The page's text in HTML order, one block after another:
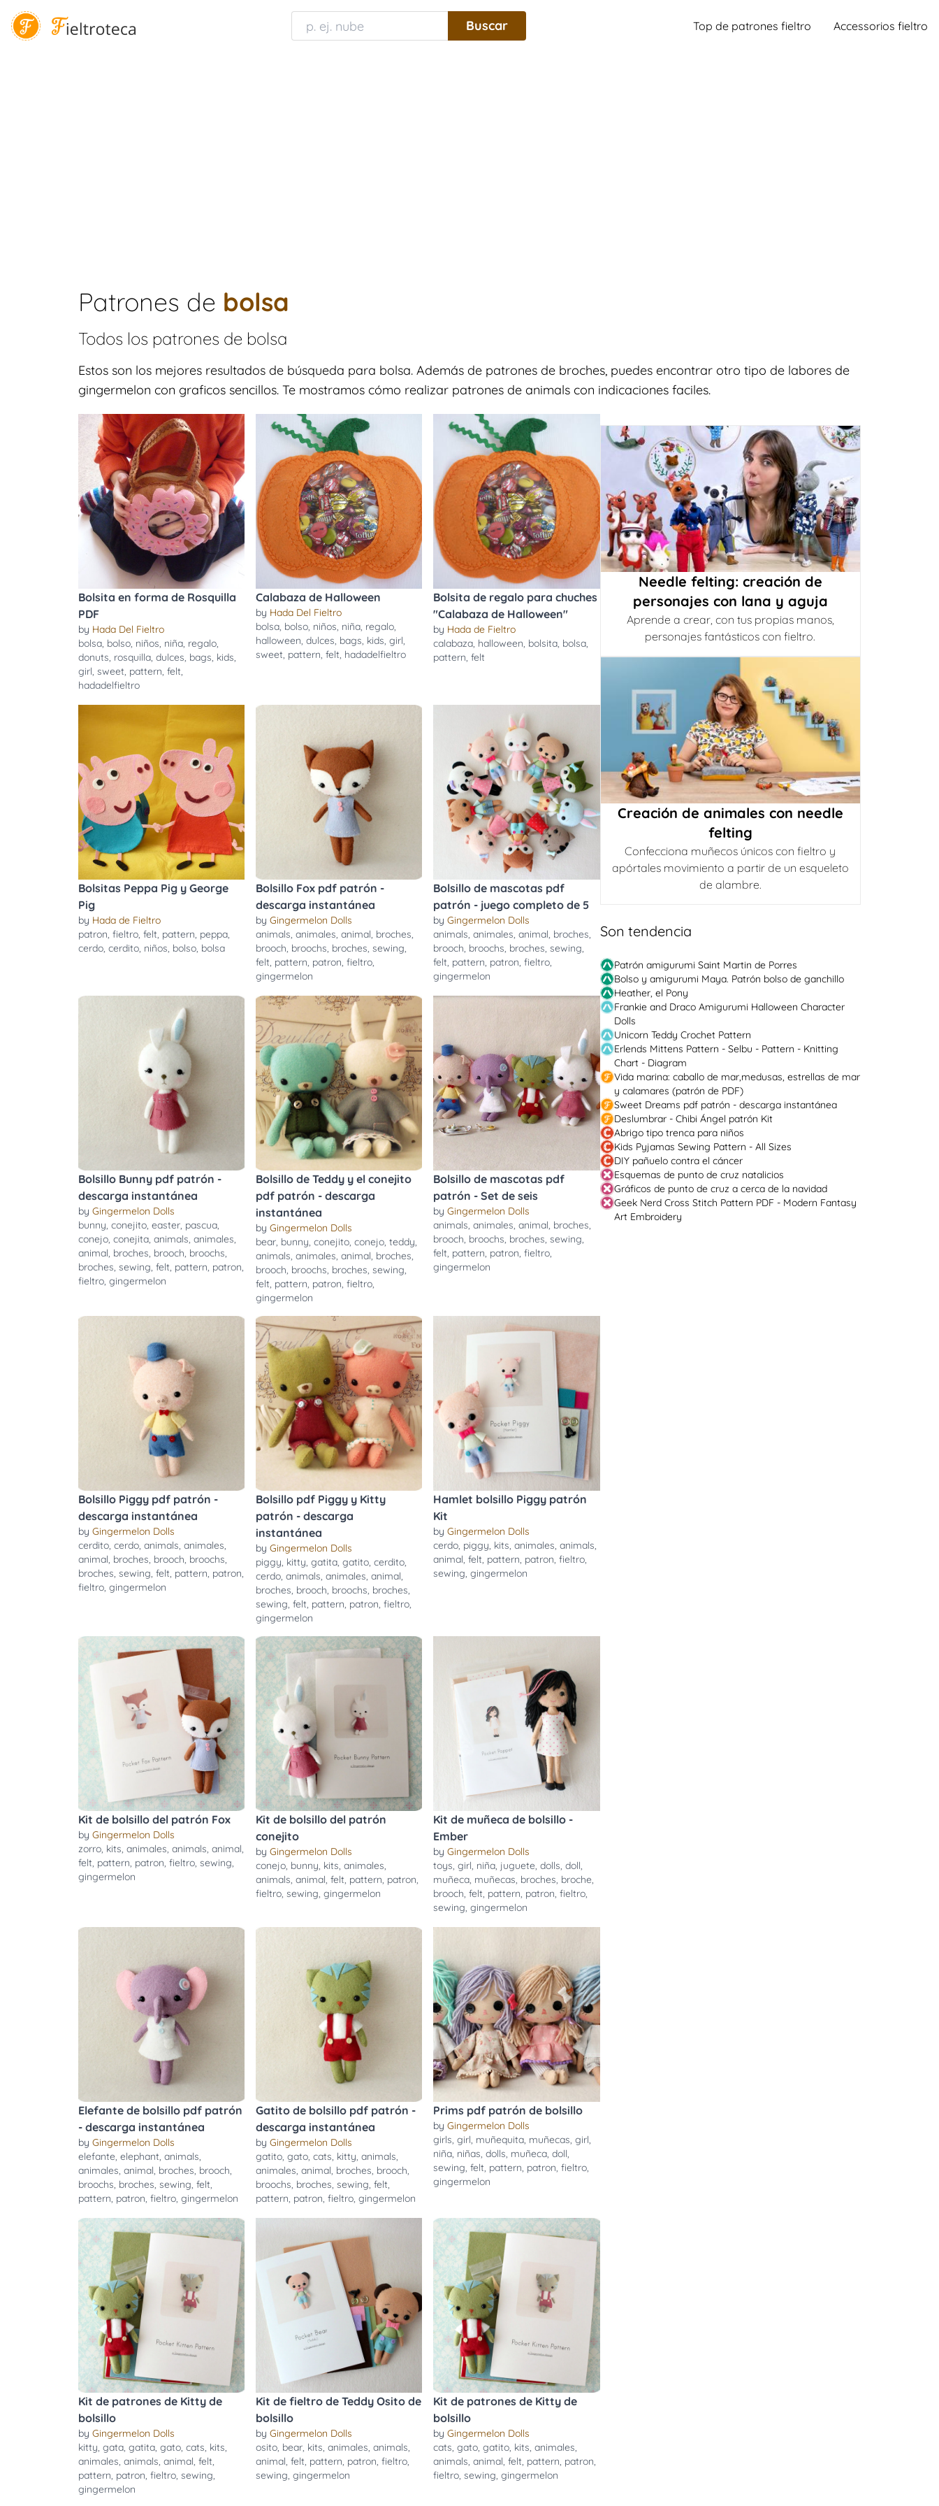
Top de patrones fieltro Accessorios fieltro
Patrones de bolsa
Todos los patrones de bolsa
Estos son los mejores resultados de búsqueda para bolsa. Además de patrones de broches, puedes encontrar otro tipo de labores de
gingermelon con graficos sencillos. Te mostramos cómo realizar patrones de animals con indicaciones faciles.
Bolsita en forma de Rosquilla
PDF
by Hada Del Fieltro
bolsa, bolso, niños, niña, regalo,
donuts, rosquilla, dulces, bags, kids,
girl, sweet, pattern, felt,
hadadelfieltro
Calabaza de Halloween
by Hada Del Fieltro
bolsa, bolso, niños, niña, regalo,
halloween,dulces, bags, kids,girl,
sweet, pattern,felt, hadadelfieltro
Bolsita de regalo para chuches
"Calabaza de Halloween"
by Hada de Fieltro
calabaza, halloween, bolsita, bolsa,
pattern,felt
Bolsitas Peppa Pig y George
Pig
by Hada de Fieltro
patron, fieltro, felt, pattern, peppa,
cerdo, cerdito, niños, bolso, bolsa
Bolsillo Fox pdf patrón -
descarga instantánea
byGingermelon Dolls
animals,animales,animal, broches,
brooch, broochs, broches,sewing,
felt, pattern, patron,fieltro,
gingermelon
Bolsillo de mascotas pdf
patrón - juego completo de 5
byGingermelon Dolls
animals,animales,animal, broches,
brooch, broochs, broches,sewing,
felt, pattern, patron,fieltro,
gingermelon
Bolsillo Bunny pdf patrón -
descarga instantánea
by Gingermelon Dolls
bunny, conejito, easter, pascua,
conejo, conejita, animals, animales,
animal, broches, brooch, broochs,
broches, sewing, felt, pattern, patron,
fieltro, gingermelon
Bolsillo de Teddy y el conejito
pdf patrón - descarga
instantánea
byGingermelon Dolls
bear, bunny,conejito,conejo,teddy,
animals,animales,animal, broches,
brooch, broochs, broches,sewing,
felt, pattern, patron,fieltro,
gingermelon
Bolsillo de mascotas pdf
patrón - Set de seis
byGingermelon Dolls
animals,animales,animal, broches,
brooch, broochs, broches,sewing,
felt, pattern, patron,fieltro,
gingermelon
Bolsillo Piggy pdf patrón -
descarga instantánea
by Gingermelon Dolls
cerdito, cerdo, animals, animales,
animal, broches, brooch, broochs,
broches, sewing, felt, pattern, patron,
fieltro, gingermelon
Bolsillo pdf Piggy y Kitty
patrón - descarga
instantánea
byGingermelon Dolls
piggy, kitty,gatita,gatito,cerdito,
cerdo,animals,animales,animal,
broches, brooch, broochs, broches,
sewing,felt, pattern, patron,fieltro,
gingermelon
Hamlet bolsillo Piggy patrón
Kit
byGingermelon Dolls
cerdo, piggy, kits,animales,animals,
animal,felt, pattern, patron,fieltro,
sewing,gingermelon
Kit de bolsillo del patrón Fox
by Gingermelon Dolls
zorro, kits, animales, animals, animal,
felt, pattern, patron, fieltro, sewing,
gingermelon
Kit de bolsillo del patrón
conejito
byGingermelon Dolls
conejo, bunny, kits,animales,
animals,animal,felt, pattern, patron,
fieltro,sewing,gingermelon
Kit de muñeca de bolsillo -
Ember
byGingermelon Dolls
toys,girl, niña, juguete,dolls,doll,
muñeca, muñecas, broches, broche,
brooch,felt, pattern, patron,fieltro,
sewing,gingermelon
Elefante de bolsillo pdf patrón
- descarga instantánea
by Gingermelon Dolls
elefante, elephant, animals,
animales, animal, broches, brooch,
broochs, broches, sewing, felt,
pattern, patron, fieltro, gingermelon
Gatito de bolsillo pdf patrón -
descarga instantánea
byGingermelon Dolls
gatito,gato,cats, kitty,animals,
animales,animal, broches, brooch,
broochs, broches,sewing,felt,
pattern, patron,fieltro,gingermelon
Prims pdf patrón de bolsillo
byGingermelon Dolls
girls,girl, muñequita, muñecas,girl,
niña, niñas,dolls, muñeca,doll,
sewing,felt, pattern, patron,fieltro,
gingermelon
Kit de patrones de Kitty de
bolsillo
by Gingermelon Dolls
kitty, gata, gatita, gato, cats, kits,
animales, animals, animal, felt,
pattern, patron, fieltro, sewing,
gingermelon
Kit de fieltro de Teddy Osito de
bolsillo
byGingermelon Dolls
osito, bear, kits,animales,animals,
animal,felt, pattern, patron,fieltro,
sewing,gingermelon
Kit de patrones de Kitty de
bolsillo
byGingermelon Dolls
cats,gato,gatito, kits,animales,
animals,animal,felt, pattern, patron,
fieltro,sewing,gingermelon
Needle felting: creación de
personajes con lana y aguja
Aprende a crear, con tus propias manos,
personajes fantásticos con fieltro.
Creación de animales con needle
felting
Confecciona muñecos únicos con fieltro y
apórtales movimiento a partir de un esqueleto
de alambre.
Son tendencia
Patrón amigurumi Saint Martin de Porres
Bolso y amigurumi Maya. Patrón bolso de ganchillo
Heather, el Pony
Frankie and Draco Amigurumi Halloween Character
Dolls
Unicorn Teddy Crochet Pattern
Erlends Mittens Pattern - Selbu - Pattern - Knitting
Chart - Diagram
Vida marina: caballo de mar,medusas, estrellas de mar
y calamares (patrón de PDF)
Sweet Dreams pdf patrón - descarga instantánea
Deslumbrar - Chibi Ángel patrón Kit
Abrigo tipo trenca para niños
Kids Pyjamas Sewing Pattern - All Sizes
DIY pañuelo contra el cáncer
Esquemas de punto de cruz natalicios
Gráficos de punto de cruz a cerca de la navidad
Geek Nerd Cross Stitch Pattern PDF - Modern Fantasy
Art Embroidery